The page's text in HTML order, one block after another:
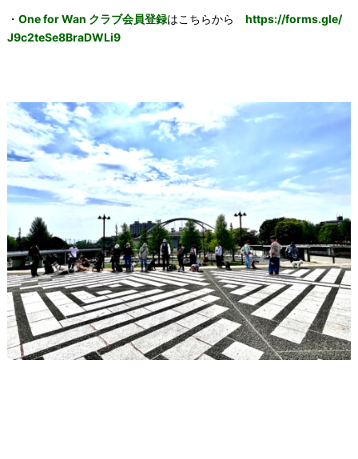
・ One for Wan クラブ会員登録はこちらから https://forms.gle/
J9c2teSe8BraDWLi9